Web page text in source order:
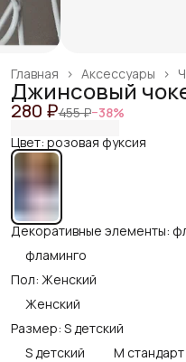
Аксессуары ›
Главная ›
Джинсовый
280 ₽455 ₽−38%
Цвет: розовая фуксия
Декоративные элементы:
фламинго
Пол: Женский
Женский
Размер: S детский
S детский
M стандарт